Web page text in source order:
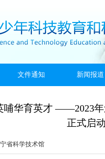
文件通知 新闻报道
哺华育英才 ——2023
正式启
省科学技术馆